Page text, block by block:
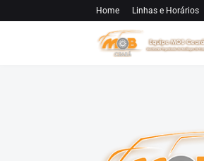
Home Linhas e Horários